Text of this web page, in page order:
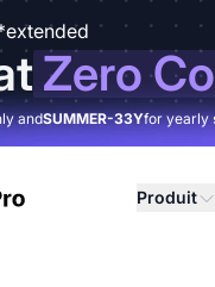
Zero
andSUMMER-33Yfor yearly
Produit